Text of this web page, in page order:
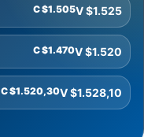
C $1.505V $1.525
C $1.470V $1.520
C $1.520,30V $1.528,10